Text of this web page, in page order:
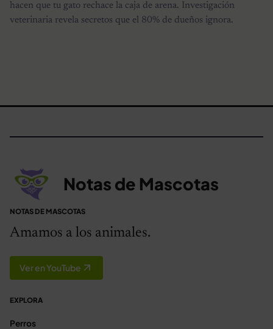
hacen que tu gato rechace la caja de arena. Investigación
veterinaria revela secretos que el 80% de dueños ignora.
Notas de Mascotas
NOTAS DE MASCOTAS
Amamos a los animales.
Ver en YouTube
EXPLORA
Perros